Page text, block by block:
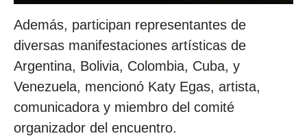
Además, participan representantes de
diversas manifestaciones artísticas de
Argentina, Bolivia, Colombia, Cuba, y
Venezuela, mencionó Katy Egas, artista,
comunicadora y miembro del comité
organizador del encuentro.